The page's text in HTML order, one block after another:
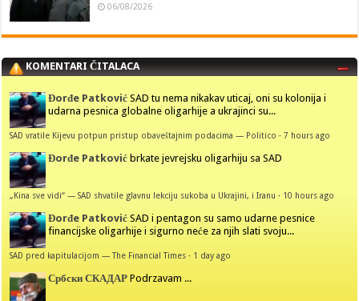
06/08/2026
KOMENTARI ČITALACA
Đorđe Patković SAD tu nema nikakav uticaj, oni su kolonija i
udarna pesnica globalne oligarhije a ukrajinci su...
SAD vratile Kijevu potpun pristup obaveštajnim podacima — Politico ·7 hours ago
Đorđe Patković brkate jevrejsku oligarhiju sa SAD
„Kina sve vidi“ — SAD shvatile glavnu lekciju sukoba u Ukrajini, i Iranu · 10 hours ago
Đorđe Patković SAD i pentagon su samo udarne pesnice
financijske oligarhije i sigurno neće za njih slati svoju...
SAD pred kapitulacijom — The Financial Times · 1 day ago
Србски СКАДАР Podrzavam ...